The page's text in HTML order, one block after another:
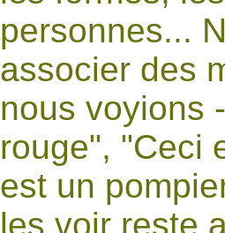
personnes...
associer des
nous voyions
rouge", "Ceci
est un
les voir reste